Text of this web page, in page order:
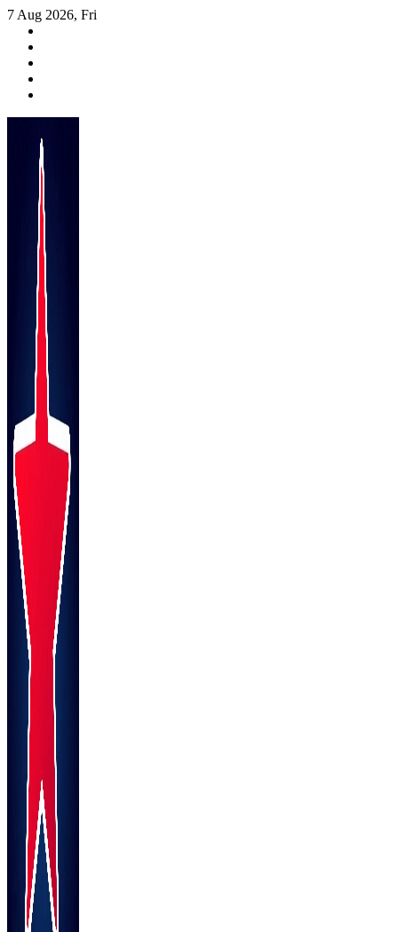
Skip
content
7 Aug 2026, Fri